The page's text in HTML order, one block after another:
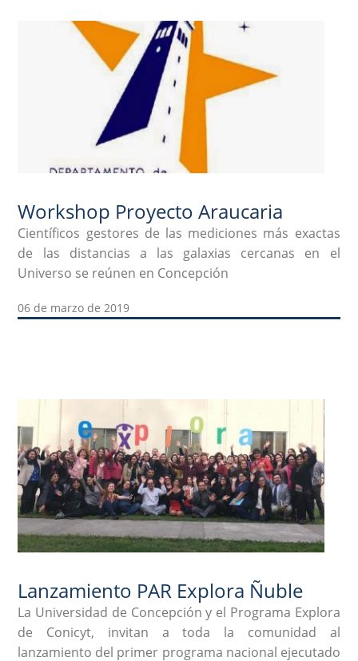
Workshop Proyecto Araucaria
Científicos gestores de las mediciones más exactas
de las distancias a las galaxias cercanas en el
Universo se reúnen en Concepción
06 de marzo de 2019
Lanzamiento PAR Explora Ñuble
La Universidad de Concepción y el Programa Explora
de Conicyt, invitan a toda la comunidad al
lanzamiento del primer programa nacional ejecutado